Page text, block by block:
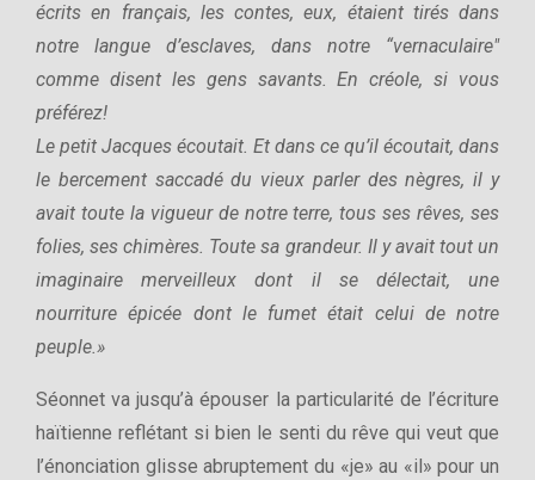
écrits en français, les contes, eux, étaient tirés dans
notre langue d’esclaves, dans notre “vernaculaire"
comme disent les gens savants. En créole, si vous
préférez!
Le petit Jacques écoutait. Et dans ce qu’il écoutait, dans
le bercement saccadé du vieux parler des nègres, il y
avait toute la vigueur de notre terre, tous ses rêves, ses
folies, ses chimères. Toute sa grandeur. Il y avait tout un
imaginaire merveilleux dont il se délectait, une
nourriture épicée dont le fumet était celui de notre
peuple.»
Séonnet va jusqu’à épouser la particularité de l’écriture
haïtienne reflétant si bien le senti du rêve qui veut que
l’énonciation glisse abruptement du «je» au «il» pour un